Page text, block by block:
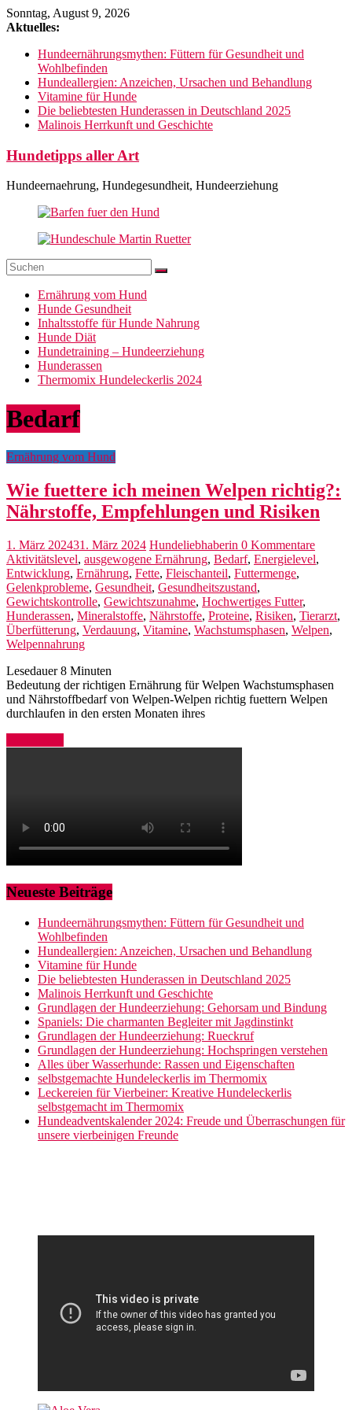
Zum
Inhalt
Sonntag, August 9, 2026
Aktuelles:
Hundeernährungsmythen: Füttern für Gesundheit und
Wohlbefinden
Hundeallergien: Anzeichen, Ursachen und Behandlung
Vitamine für Hunde
Die beliebtesten Hunderassen in Deutschland 2025
Malinois Herrkunft und Geschichte
Hundetipps aller Art
Hundeernaehrung, Hundegesundheit, Hundeerziehung
Ernährung vom Hund
Hunde Gesundheit
Inhaltsstoffe für Hunde Nahrung
Hunde Diät
Hundetraining – Hundeerziehung
Hunderassen
Thermomix Hundeleckerlis 2024
Bedarf
Ernährung vom Hund
Wie fuettere ich meinen Welpen richtig?:
Nährstoffe, Empfehlungen und Risiken
1. März 202431. März 2024 Hundeliebhaberin 0 Kommentare
Aktivitätslevel, ausgewogene Ernährung, Bedarf, Energielevel,
Entwicklung, Ernährung, Fette, Fleischanteil, Futtermenge,
Gelenkprobleme, Gesundheit, Gesundheitszustand,
Gewichtskontrolle, Gewichtszunahme, Hochwertiges Futter,
Hunderassen, Mineralstoffe, Nährstoffe, Proteine, Risiken, Tierarzt,
Überfütterung, Verdauung, Vitamine, Wachstumsphasen, Welpen,
Welpennahrung
Lesedauer 8 Minuten
Bedeutung der richtigen Ernährung für Welpen Wachstumsphasen
und Nährstoffbedarf von Welpen-Welpen richtig fuettern Welpen
durchlaufen in den ersten Monaten ihres
Neueste Beiträge
Hundeernährungsmythen: Füttern für Gesundheit und
Wohlbefinden
Hundeallergien: Anzeichen, Ursachen und Behandlung
Vitamine für Hunde
Die beliebtesten Hunderassen in Deutschland 2025
Malinois Herrkunft und Geschichte
Grundlagen der Hundeerziehung: Gehorsam und Bindung
Spaniels: Die charmanten Begleiter mit Jagdinstinkt
Grundlagen der Hundeerziehung: Rueckruf
Grundlagen der Hundeerziehung: Hochspringen verstehen
Alles über Wasserhunde: Rassen und Eigenschaften
selbstgemachte Hundeleckerlis im Thermomix
Leckereien für Vierbeiner: Kreative Hundeleckerlis
selbstgemacht im Thermomix
Hundeadventskalender 2024: Freude und Überraschungen für
unsere vierbeinigen Freunde